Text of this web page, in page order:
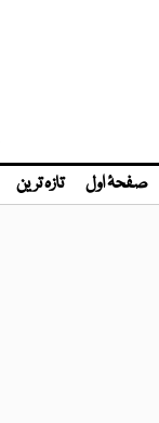
صفحۂ اول تازہ ترین